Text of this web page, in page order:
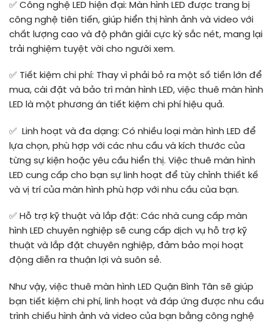
✅ Công nghệ LED hiện đại: Màn hình LED được trang bị
công nghệ tiên tiến, giúp hiển thị hình ảnh và video với
chất lượng cao và độ phân giải cực kỳ sắc nét, mang lại
trải nghiệm tuyệt vời cho người xem.
✅ Tiết kiệm chi phí: Thay vì phải bỏ ra một số tiền lớn để
mua, cài đặt và bảo trì màn hình LED, việc thuê màn hình
LED là một phương án tiết kiệm chi phí hiệu quả.
✅
Linh hoạt và đa dạng: Có nhiều loại màn hình LED để
lựa chọn, phù hợp với các nhu cầu và kích thước của
từng sự kiện hoặc yêu cầu hiển thị. Việc thuê màn hình
LED cung cấp cho bạn sự linh hoạt để tùy chỉnh thiết kế
và vị trí của màn hình phù hợp với nhu cầu của bạn.
✅ Hỗ trợ kỹ thuật và lắp đặt: Các nhà cung cấp màn
hình LED chuyên nghiệp sẽ cung cấp dịch vụ hỗ trợ kỹ
thuật và lắp đặt chuyên nghiệp, đảm bảo mọi hoạt
động diễn ra thuận lợi và suôn sẻ.
Như vậy, việc thuê màn hình LED Quận Bình Tân sẽ giúp
bạn tiết kiệm chi phí, linh hoạt và đáp ứng được nhu cầu
trình chiếu hình ảnh và video của bạn bằng công nghệ